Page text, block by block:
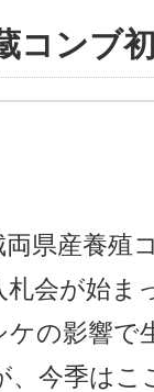
コンブ
県産養殖
札会が始ま
ケの影響で
、今季はこ